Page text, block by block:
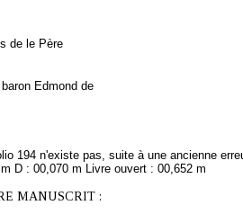
de le Père
Edmond de
194 n'existe pas, suite à une ancienne
D : 00,070 m Livre ouvert : 00,652 m
MANUSCRIT :